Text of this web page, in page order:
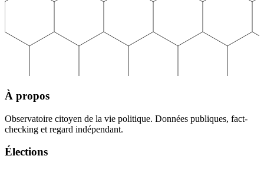
À propos
Observatoire citoyen de la vie politique. Données publiques, fact-
checking et regard indépendant.
Élections